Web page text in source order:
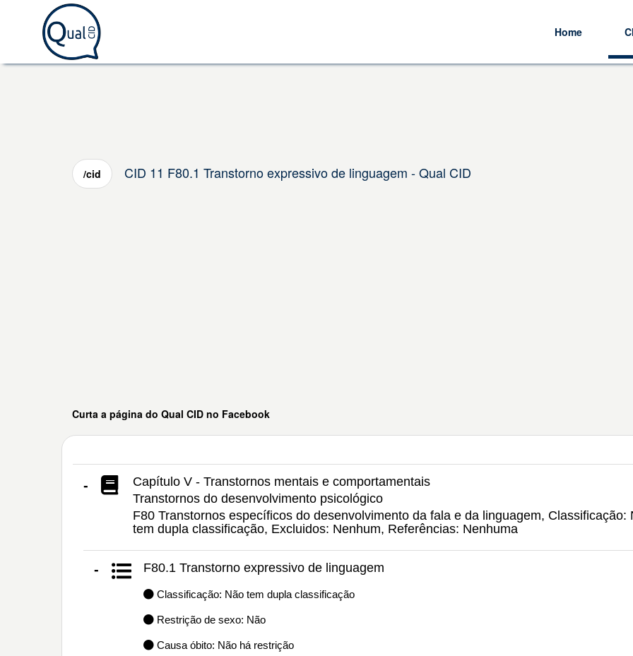
Home
/cid CID 11 F80.1 Transtorno expressivo de linguagem - Qual CID
Curta a página do Qual CID no Facebook
-
Capítulo V - Transtornos mentais e comportamentais
Transtornos do desenvolvimento psicológico
F80 Transtornos específicos do desenvolvimento da fala e da linguagem, Classificação:
tem dupla classificação, Excluidos: Nenhum, Referências: Nenhuma
- F80.1 Transtorno expressivo de linguagem
Classificação: Não tem dupla classificação
Restrição de sexo: Não
Causa óbito: Não há restrição